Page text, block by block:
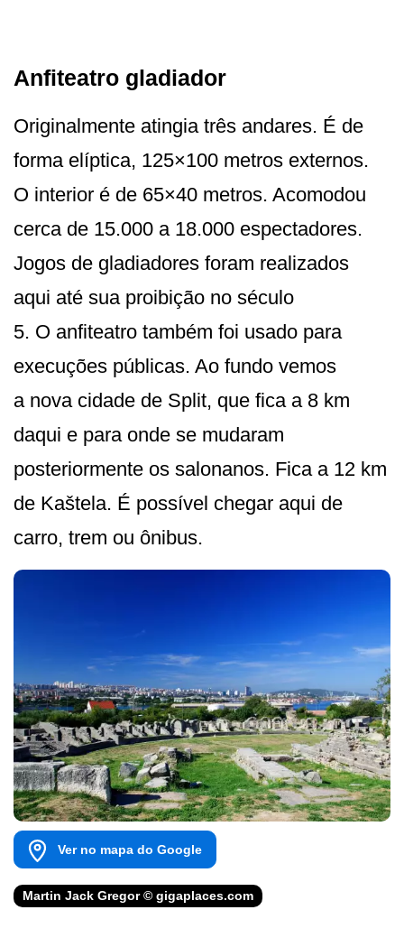
Anfiteatro gladiador
Originalmente atingia três andares. É de
forma elíptica, 125×100 metros externos.
O interior é de 65×40 metros. Acomodou
cerca de 15.000 a 18.000 especta­dores.
Jogos de gladiadores foram realizados
aqui até sua proibição no século
5. O anfiteatro também foi usado para
execuções públicas. Ao fundo vemos
a nova cidade de Split, que fica a 8 km
daqui e para onde se mudaram
posteriormente os salonanos. Fica a 12 km
de Kaštela. É possível chegar aqui de
carro, trem ou ônibus.
Ver no mapa do Google
Martin Jack Gregor © gigaplaces.com